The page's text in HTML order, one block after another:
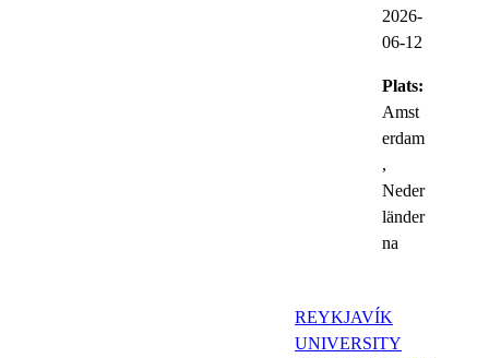
2026-
06-12
Plats:
Amst
erdam
,
Neder
länder
na
REYKJAVÍK
UNIVERSITY